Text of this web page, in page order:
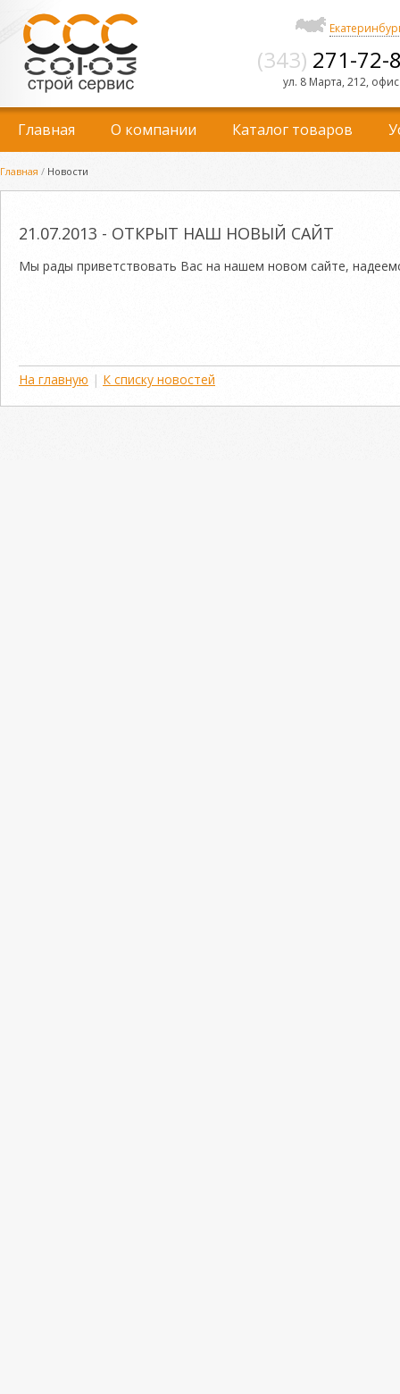
(343) 271-72-
ул. 8 Марта, 212,
Главная О компании Каталог товаров
Главная / Новости
21.07.2013 - ОТКРЫТ НАШ НОВЫЙ САЙТ
Мы рады приветствовать Вас на нашем новом сайте,
На главную | К списку новостей